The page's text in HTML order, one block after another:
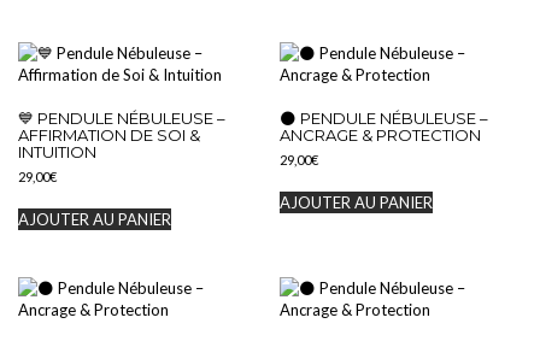
💙 PENDULE NÉBULEUSE –
AFFIRMATION DE SOI &
INTUITION
29,00€
AJOUTER AU PANIER
🌑 PENDULE NÉBULEUSE –
ANCRAGE & PROTECTION
29,00€
AJOUTER AU PANIER